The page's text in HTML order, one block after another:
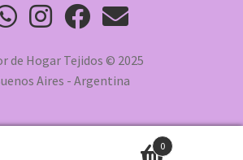
de Hogar Tejidos © 2025
Aires - Argentina
0